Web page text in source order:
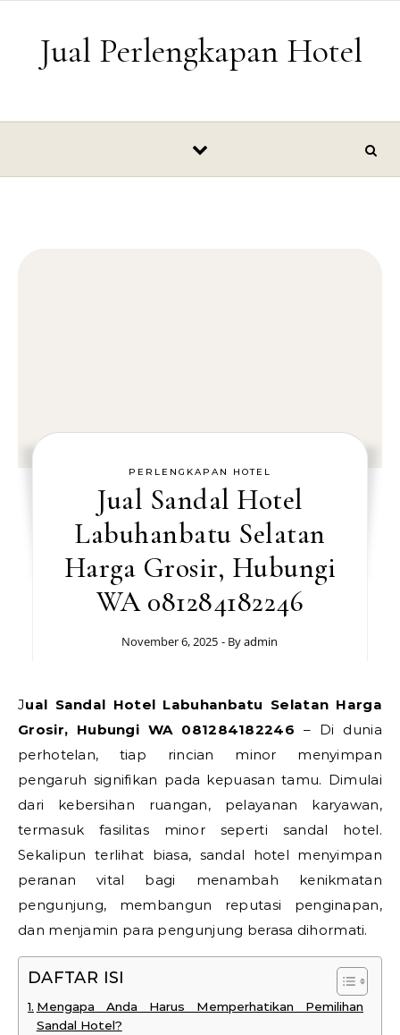
Jual Perlengkapan Hotel
PERLENGKAPAN HOTEL
Jual Sandal Hotel
Labuhanbatu Selatan
Harga Grosir, Hubungi
WA 081284182246
November 6, 2025 - Byadmin
Jual Sandal Hotel Labuhanbatu Selatan Harga
Grosir, Hubungi WA 081284182246 – Di dunia
perhotelan, tiap rincian minor menyimpan
pengaruh signifikan pada kepuasan tamu. Dimulai
dari kebersihan ruangan, pelayanan karyawan,
termasuk fasilitas minor seperti sandal hotel.
Sekalipun terlihat biasa, sandal hotel menyimpan
peranan vital bagi menambah kenikmatan
pengunjung, membangun reputasi penginapan,
dan menjamin para pengunjung berasa dihormati.
DAFTAR ISI
Mengapa Anda Harus Memperhatikan Pemilihan
Sandal Hotel?